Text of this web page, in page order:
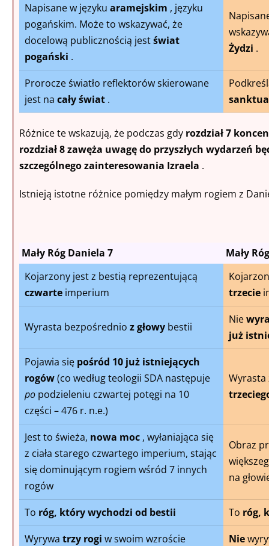
Napisane w języku aramejskim , języku
pogańskim. Może to wskazywać, że
docelową publicznością jestświat
pogański .
Żydzi .
Prorocze światło reflektorów skierowane
jest na cały świat.
Różnice te wskazują, że podczas gdy rozdział 7
rozdział 8 zawęża uwagę do przyszłych wydarzeń
szczególnego zainteresowania Izraela .
Istnieją istotne różnice pomiędzy małym rogiem z
Mały Róg Daniela 7
Mały
Kojarzony jest z bestią reprezentującą
czwarteimperium
trzecie
Wyrasta bezpośrednio z głowybestii
Nie
już
Pojawia się pośród 10 już istniejących
rogów(co według teologii SDA następuje
popodzieleniu czwartej potęgi na 10
części – 476 r. n.e.)
Wyrasta
Jest to świeża, nowa moc, wyłaniająca się
z ciała starego czwartego imperium, stając
się dominującym rogiem wśród 7 innych
rogów
Obraz
na
To róg, który wychodzi od bestii To róg,
Wyrywa trzy rogi w swoim wzroście Nie